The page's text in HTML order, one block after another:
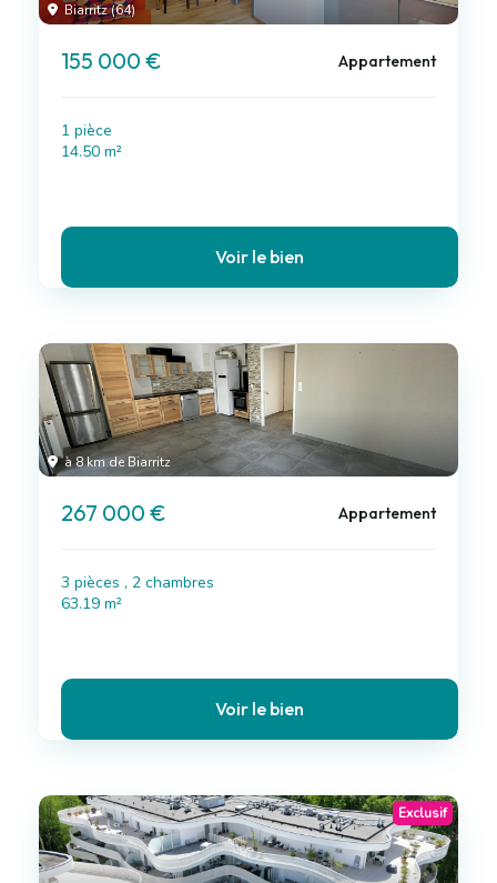
Biarritz (64)
155 000 € Appartement
1 pièce
14.50 m²
Voir le bien
à 8 km de Biarritz
267 000 € Appartement
3 pièces , 2 chambres
63.19 m²
Voir le bien
Exclusif